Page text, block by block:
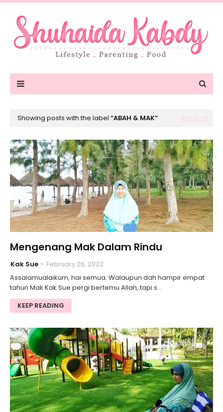
Showing posts with the label ABAH & MAK Show all
Mengenang Mak Dalam Rindu
Kak Sue
February 26, 2022
Assalamualaikum, hai semua. Walaupun dah hampir empat
tahun Mak Kak Sue pergi bertemu Allah, tapi s…
KEEP READING